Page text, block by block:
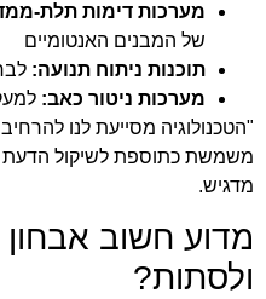
מערכות דימות תלת-
של המבנים האנטומיים
תוכנות ניתוח תנועה:
מערכות ניטור כאב:
"הטכנולוגיה מסייעת לנו
משמשת כתוספת לשיקול הדעת
מדגיש.
מדוע חשוב אבחון
ולסתות?